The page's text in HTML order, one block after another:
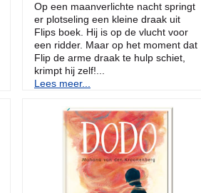
Op een maanverlichte nacht springt
er plotseling een kleine draak uit
Flips boek. Hij is op de vlucht voor
een ridder. Maar op het moment dat
Flip de arme draak te hulp schiet,
krimpt hij zelf!...
Lees meer...